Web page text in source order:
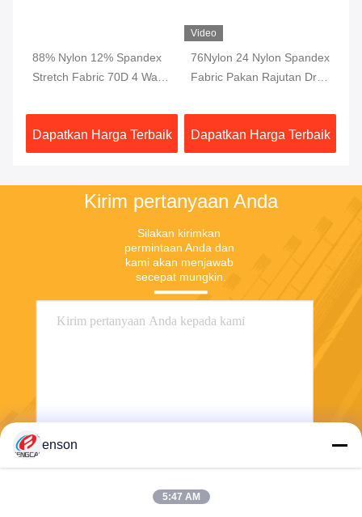
88% Nylon 12% Spandex
Stretch Fabric 70D 4 Way
Celana
Dapatkan Harga Terbaik
Video
76Nylon 24 Nylon Spandex
Fabric Pakan Rajutan Dri
Bernapas 230gsm
Dapatkan Harga Terbaik
Kirim pertanyaan Anda
Silakan kirimkan
permintaan Anda dan
kami akan menjawab
secepat mungkin.
Mengirim
enson
5:47 AM